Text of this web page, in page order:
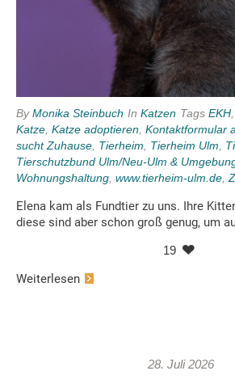
ByMonika Steinbuch In Katzen Tags EKH
Katze Katze adoptieren Kontaktformular
sucht Zuhause Tierheim Tierheim Ulm
Tierschutzbund Ulm/Neu-Ulm &
Wohnungshaltung www.tierheim-ulm.de
Elena kam als Fundtier zu uns. Ihre
diese sind aber schon groß genug, um
19
Weiterlesen
28. Juli 2026